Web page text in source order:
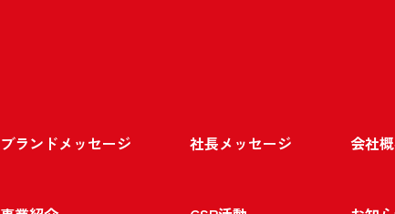
ブランドメッセージ 社長メッセージ 会社